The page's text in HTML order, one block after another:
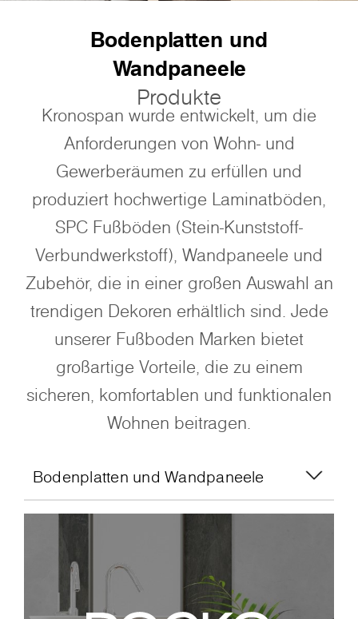
Bodenplatten und
Wandpaneele
Produkte
Kronospan wurde entwickelt, um die
Anforderungen von Wohn- und
Gewerberäumen zu erfüllen und
produziert hochwertige Laminatböden,
SPC Fußböden (Stein-Kunststoff-
Verbundwerkstoff), Wandpaneele und
Zubehör, die in einer großen Auswahl an
trendigen Dekoren erhältlich sind. Jede
unserer Fußboden Marken bietet
großartige Vorteile, die zu einem
sicheren, komfortablen und funktionalen
Wohnen beitragen.
Bodenplatten und Wandpaneele